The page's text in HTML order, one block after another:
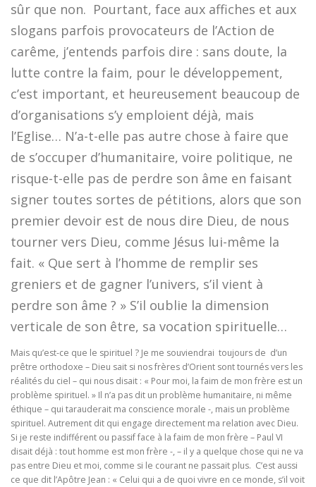
sûr que non. Pourtant, face aux affiches et aux
slogans parfois provocateurs de l’Action de
carême, j’entends parfois dire : sans doute, la
lutte contre la faim, pour le développement,
c’est important, et heureusement beaucoup de
d’organisations s’y emploient déjà, mais
l’Eglise… N’a-t-elle pas autre chose à faire que
de s’occuper d’humanitaire, voire politique, ne
risque-t-elle pas de perdre son âme en faisant
signer toutes sortes de pétitions, alors que son
premier devoir est de nous dire Dieu, de nous
tourner vers Dieu, comme Jésus lui-même la
fait. « Que sert à l’homme de remplir ses
greniers et de gagner l’univers, s’il vient à
perdre son âme ? » S’il oublie la dimension
verticale de son être, sa vocation spirituelle…
Mais qu’est-ce que le spirituel ? Je me souviendrai toujours de d’un
prêtre orthodoxe – Dieu sait si nos frères d’Orient sont tournés vers les
réalités du ciel – qui nous disait : « Pour moi, la faim de mon frère est un
problème spirituel. » Il n’a pas dit un problème humanitaire, ni même
éthique – qui tarauderait ma conscience morale -, mais un problème
spirituel. Autrement dit qui engage directement ma relation avec Dieu.
Si je reste indifférent ou passif face à la faim de mon frère – Paul VI
disait déjà : tout homme est mon frère -, – il y a quelque chose qui ne va
pas entre Dieu et moi, comme si le courant ne passait plus. C’est aussi
ce que dit l’Apôtre Jean : « Celui qui a de quoi vivre en ce monde, s’il voit